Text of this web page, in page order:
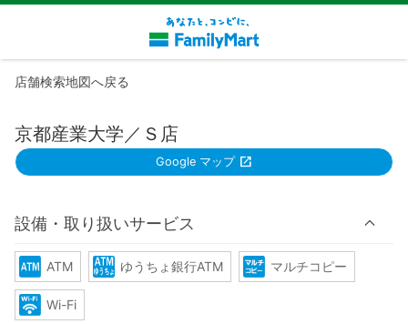
店舗検索地図へ戻る
京都産業大学／Ｓ店
Google マップ
設備・取り扱いサービス
ATM ゆうちょ銀行ATM マルチコピー
Wi-Fi